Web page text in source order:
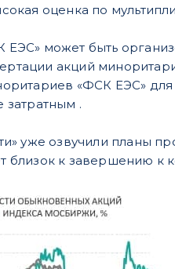
оценка по
ЕЭС» может быть
акций
«ФСК ЕЭС»
затратным .
уже озвучили планы
близок к завершению к